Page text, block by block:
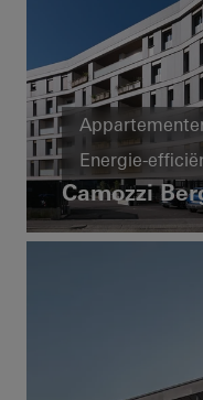
Energie-
Ramen
Schuifdeuren
Camozzi